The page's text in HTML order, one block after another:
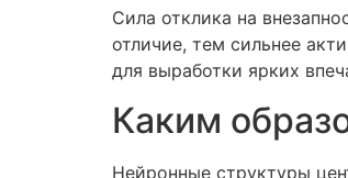
Сила отклика на
отличие, тем сильнее
для выработки ярких
Каким
Нейронные структуры